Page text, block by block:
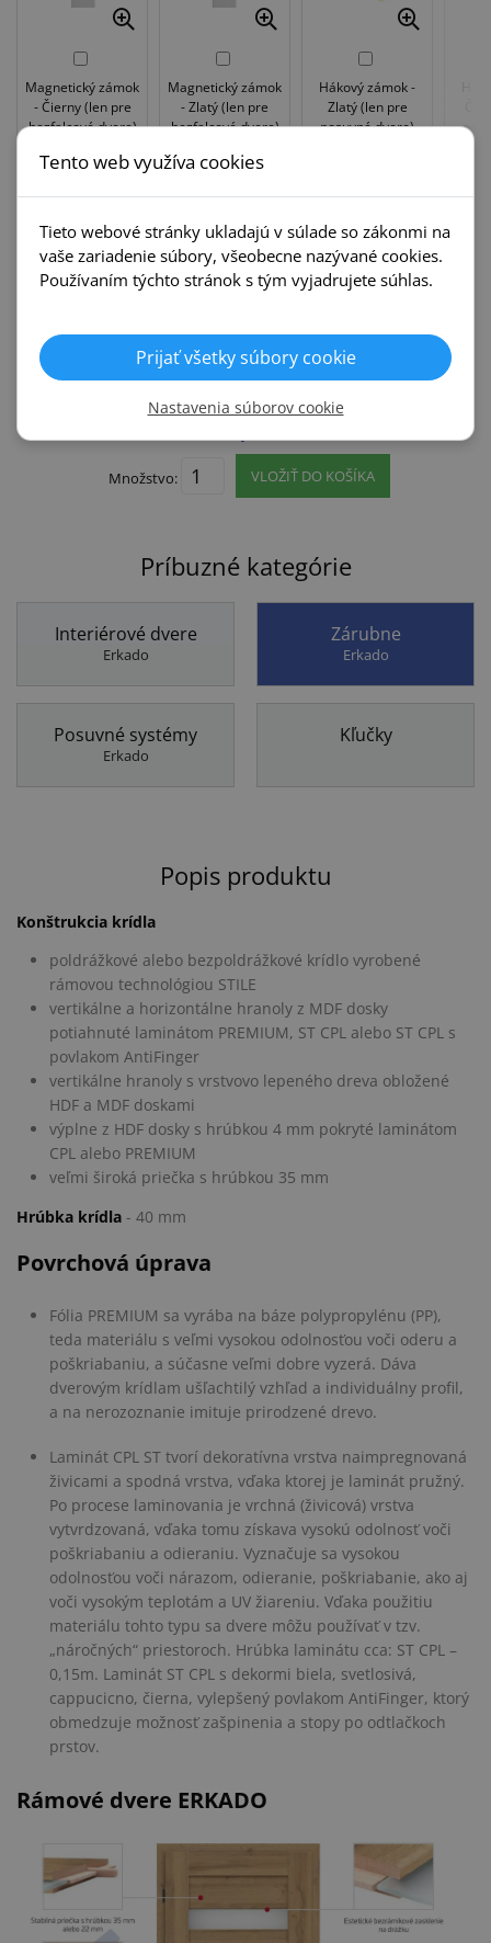
Magnetický zámok
- Čierny (len pre
bezfalcové dvere)
Magnetický zámok
- Zlatý (len pre
bezfalcové dvere)
Hákový zámok -
Zlatý (len pre
posuvné dvere)
Krok 12. Zárubne
zistenie dostupnosti zárubní
kontaktujte prosím predajcu.
307,75 €
Množstvo: VLOŽIŤ DO KOŠÍKA
Príbuzné kategórie
Interiérové dvere
Erkado
Zárubne
Erkado
Posuvné systémy
Erkado
Kľučky
Popis produktu
Konštrukcia krídla
poldrážkové alebo bezpoldrážkové krídlo vyrobené
rámovou technológiou STILE
vertikálne a horizontálne hranoly z MDF dosky
potiahnuté laminátom PREMIUM, ST CPL alebo ST CPL s
povlakom AntiFinger
vertikálne hranoly s vrstvovo lepeného dreva obložené
HDF a MDF doskami
výplne z HDF dosky s hrúbkou 4 mm pokryté laminátom
CPL alebo PREMIUM
veľmi široká priečka s hrúbkou 35 mm
Hrúbka krídla - 40 mm
Povrchová úprava
Fólia PREMIUM sa vyrába na báze polypropylénu (PP),
teda materiálu s veľmi vysokou odolnosťou voči oderu a
poškriabaniu, a súčasne veľmi dobre vyzerá. Dáva
dverovým krídlam ušľachtilý vzhľad a individuálny profil,
a na nerozoznanie imituje prirodzené drevo.
Laminát CPL ST tvorí dekoratívna vrstva naimpregnovaná
živicami a spodná vrstva, vďaka ktorej je laminát pružný.
Po procese laminovania je vrchná (živicová) vrstva
vytvrdzovaná, vďaka tomu získava vysokú odolnosť voči
poškriabaniu a odieraniu. Vyznačuje sa vysokou
odolnosťou voči nárazom, odieranie, poškriabanie, ako aj
voči vysokým teplotám a UV žiareniu. Vďaka použitiu
materiálu tohto typu sa dvere môžu používať v tzv.
„náročných“ priestoroch. Hrúbka laminátu cca: ST CPL –
0,15m. Laminát ST CPL s dekormi biela, svetlosivá,
cappucicno, čierna, vylepšený povlakom AntiFinger, ktorý
obmedzuje možnosť zašpinenia a stopy po odtlačkoch
prstov.
Rámové dvere ERKADO
Tento web využíva cookies
Tieto webové stránky ukladajú v súlade so zákonmi na
vaše zariadenie súbory, všeobecne nazývané cookies.
Používaním týchto stránok s tým vyjadrujete súhlas.
Prijať všetky súbory cookie
Nastavenia súborov cookie